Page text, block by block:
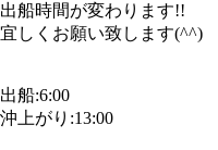
出船時間が変わります!!
宜しくお願い致します(^^)
出船:6:00
沖上がり:13:00